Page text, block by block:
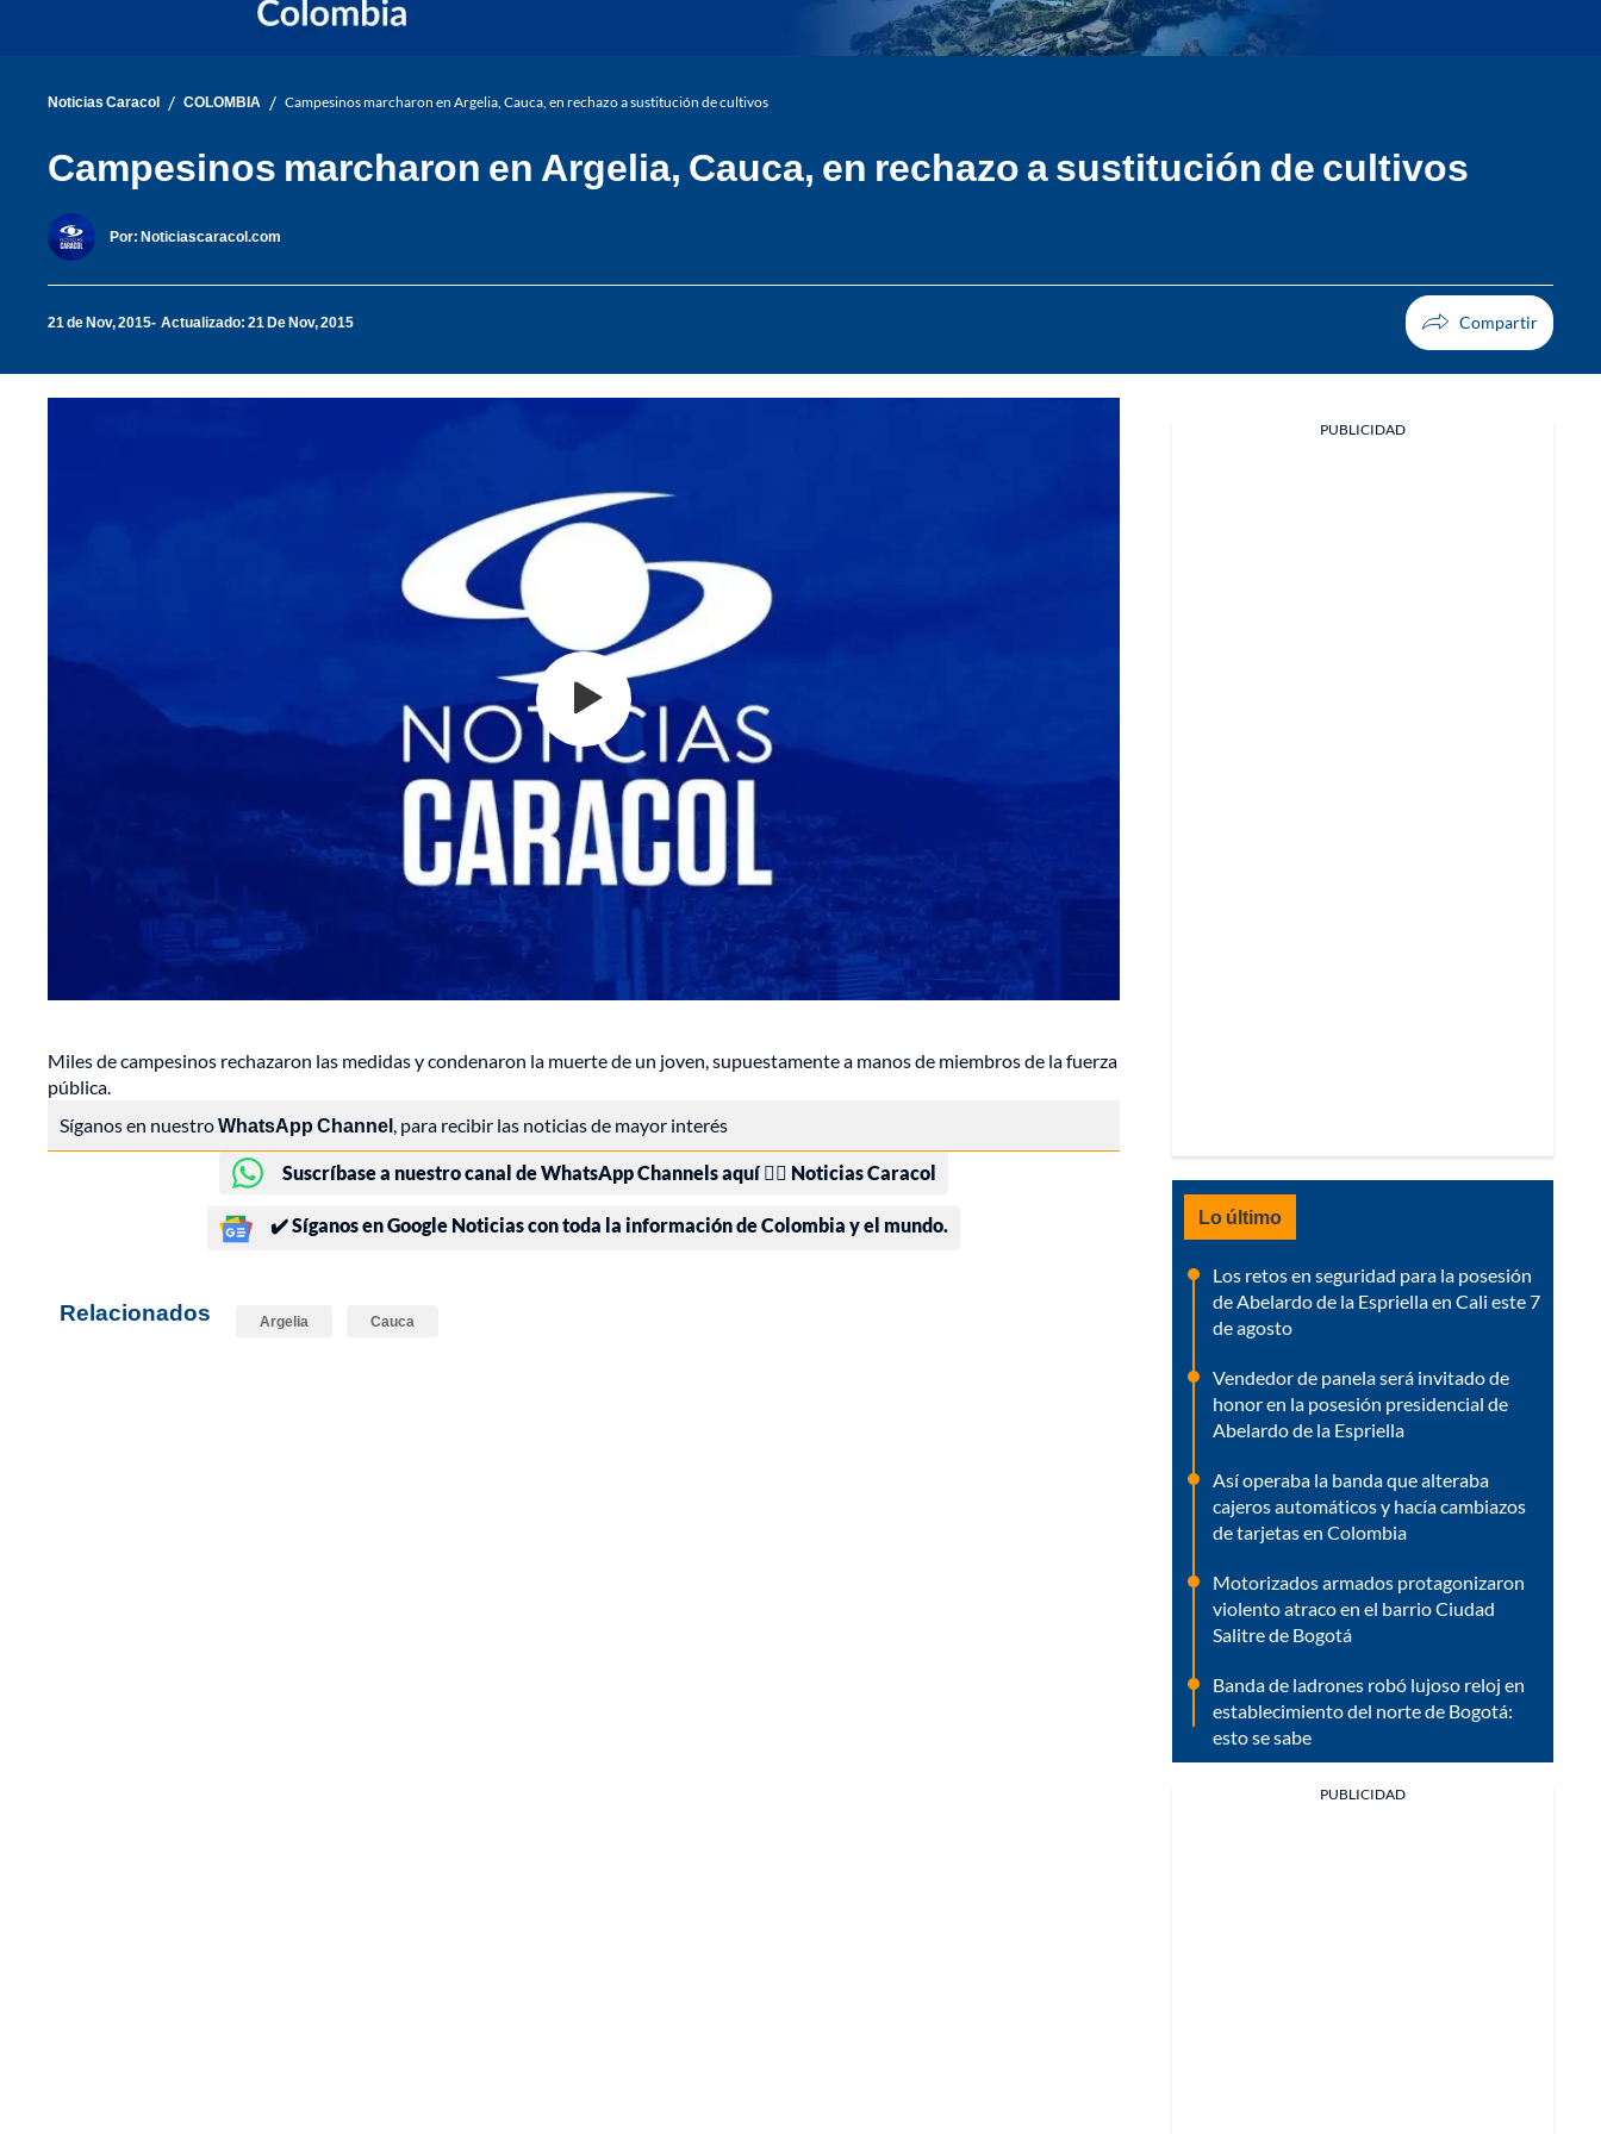
Noticias Caracol / COLOMBIA / Campesinos marcharon en Argelia, Cauca, en rechazo a sustitución de cultivos
Campesinos marcharon en Argelia, Cauca, en rechazo a sustitución de cultivos
Por: Noticiascaracol.com
21 de Nov, 2015 Actualizado: 21 De Nov, 2015
Miles de campesinos rechazaron las medidas y condenaron la muerte de un joven, supuestamente a manos de miembros de la fuerza
pública.
Síganos en nuestroWhatsApp Channel, para recibir las noticias de mayor interés
Suscríbase a nuestro canal de WhatsApp Channels aquí 👉🏻 Noticias Caracol
✔️ Síganos en Google Noticias con toda la información de Colombia y el mundo.
Relacionados Argelia Cauca
PUBLICIDAD
Lo último
Los retos en seguridad para la posesión
de Abelardo de la Espriella en Cali este 7
de agosto
Vendedor de panela será invitado de
honor en la posesión presidencial de
Abelardo de la Espriella
Así operaba la banda que alteraba
cajeros automáticos y hacía cambiazos
de tarjetas en Colombia
Motorizados armados protagonizaron
violento atraco en el barrio Ciudad
Salitre de Bogotá
Banda de ladrones robó lujoso reloj en
establecimiento del norte de Bogotá:
esto se sabe
PUBLICIDAD